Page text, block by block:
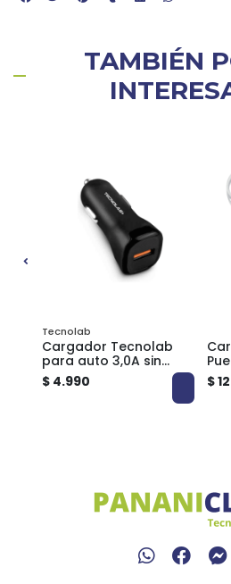
TAMBIÉN
Tecnolab
Cargador Tecnolab
para auto 3,0A sin
cable
$ 4.990
$